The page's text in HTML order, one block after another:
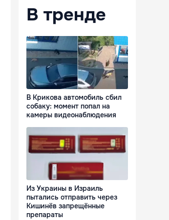
В тренде
В Крикова автомобиль сбил
собаку: момент попал на
камеры видеонаблюдения
Из Украины в Израиль
пытались отправить через
Кишинёв запрещённые
препараты